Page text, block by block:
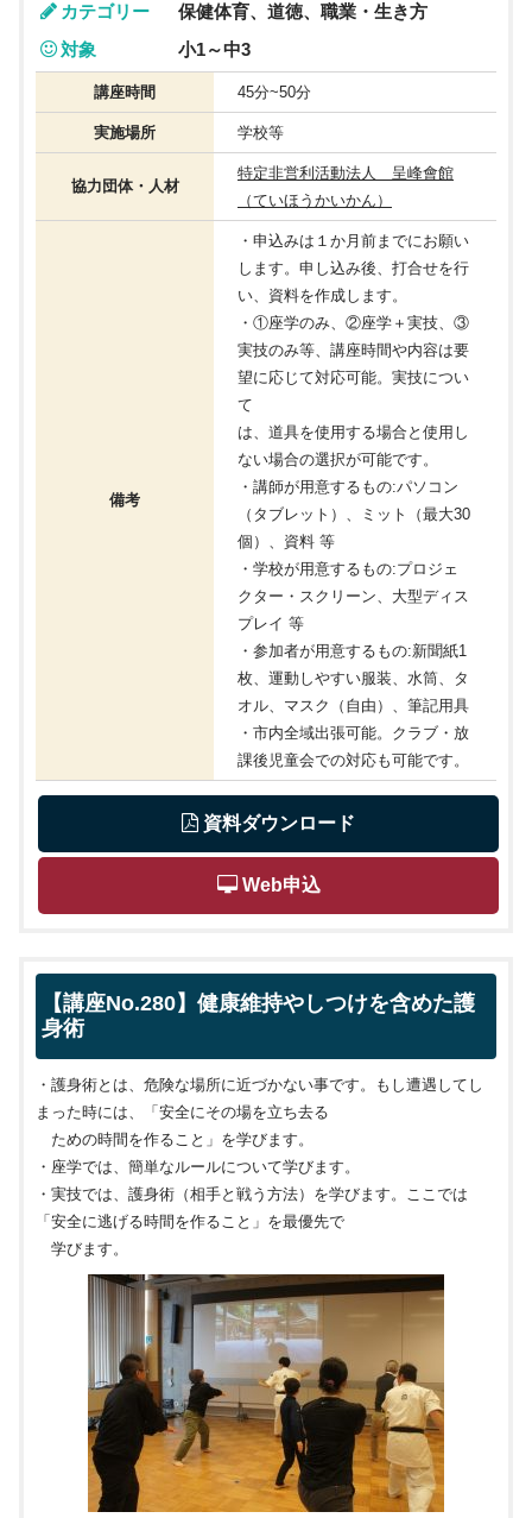
カテゴリー
保健体育、道徳、職業・生き方
対象
小1～中3
講座時間 45分~50分
実施場所 学校等
協力団体・人材
特定非営利活動法人 呈峰會館
（ていほうかいかん）
備考
・申込みは１か月前までにお願い
します。申し込み後、打合せを行
い、資料を作成します。
・①座学のみ、②座学＋実技、③
実技のみ等、講座時間や内容は要
望に応じて対応可能。実技につい
て
は、道具を使用する場合と使用し
ない場合の選択が可能です。
・講師が用意するもの:パソコン
（タブレット）、ミット（最大30
個）、資料 等
・学校が用意するもの:プロジェ
クター・スクリーン、大型ディス
プレイ 等
・参加者が用意するもの:新聞紙1
枚、運動しやすい服装、水筒、タ
オル、マスク（自由）、筆記用具
・市内全域出張可能。クラブ・放
課後児童会での対応も可能です。
資料ダウンロード
Web申込
【講座No.280】健康維持やしつけを含めた護
身術
・護身術とは、危険な場所に近づかない事です。もし遭遇してし
まった時には、「安全にその場を立ち去る
ための時間を作ること」を学びます。
・座学では、簡単なルールについて学びます。
・実技では、護身術（相手と戦う方法）を学びます。ここでは
「安全に逃げる時間を作ること」を最優先で
学びます。